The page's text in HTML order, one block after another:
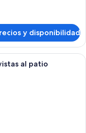
y disponibilidad
de hotel con una cama
al patio